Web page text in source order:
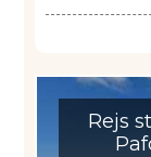
Rejs